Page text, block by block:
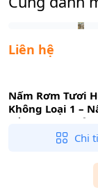
Liên hệ
Nấm Rơm Tươi
Không Loại 1 –
Trồng Rơm, Tiện
Chi